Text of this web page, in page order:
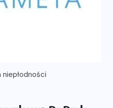
niepłodności